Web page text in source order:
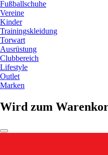
Fußballschuhe
Vereine
Kinder
Trainingskleidung
Torwart
Ausrüstung
Clubbereich
Lifestyle
Outlet
Marken
Wird zum